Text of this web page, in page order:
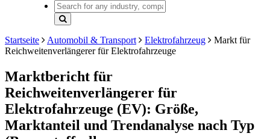
Startseite Automobil & Transport Elektrofahrzeug
Markt für
Reichweitenverlängerer für Elektrofahrzeuge
Marktbericht für
Reichweitenverlängerer für
Elektrofahrzeuge (EV): Größe,
Marktanteil und Trendanalyse nach Typ